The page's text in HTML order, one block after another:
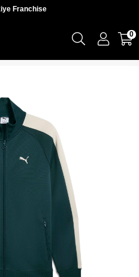
Franchise
0